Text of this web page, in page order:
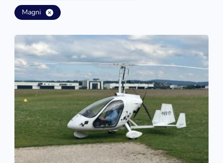
Magni